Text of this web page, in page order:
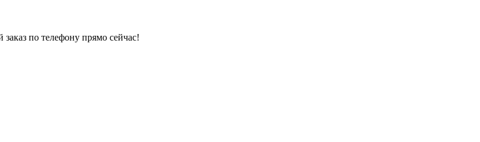
по телефону прямо сейчас!